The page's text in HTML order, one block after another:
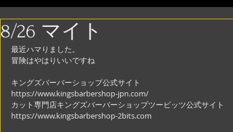
8/26 マイト
最近ハマりました。
冒険はやはりいいですね
キングズバーバーショップ公式サイト
https://www.kingsbarbershop-jpn.com/
カット専門店キングズバーバーショップツービッツ公式サイト
https://www.kingsbarbershop-2bits.com